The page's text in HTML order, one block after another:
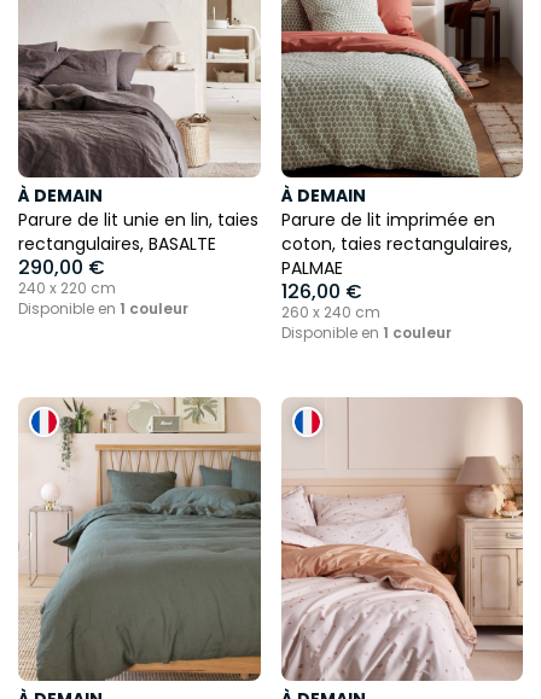
À DEMAIN
Parure de lit unie en lin, taies
rectangulaires, BASALTE
290,00 €
240 x 220 cm
Disponible en 1 couleur
À DEMAIN
Parure de lit imprimée en
coton, taies rectangulaires,
PALMAE
126,00 €
260 x 240 cm
Disponible en 1 couleur